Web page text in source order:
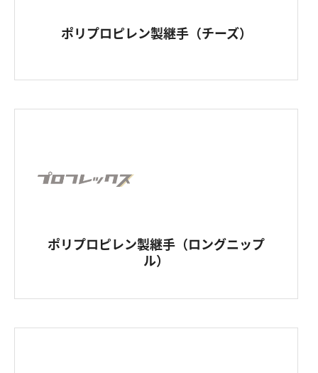
ポリプロピレン製継手（チーズ）
ポリプロピレン製継手（ロングニップ
ル）